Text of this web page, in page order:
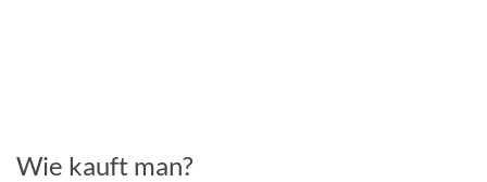
Wie kauft man?